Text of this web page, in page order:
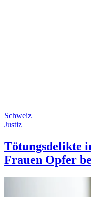
Schweiz
Justiz
Tötungsdelikte
Frauen Opfer